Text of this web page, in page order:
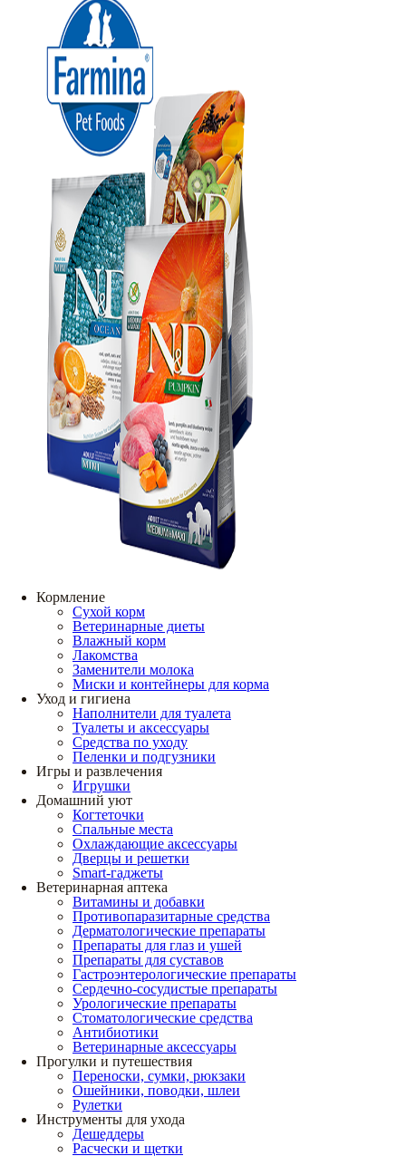
Кормление
Сухой корм
Ветеринарные диеты
Влажный корм
Лакомства
Заменители молока
Миски и контейнеры для корма
Уход и гигиена
Наполнители для туалета
Туалеты и аксессуары
Средства по уходу
Пеленки и подгузники
Игры и развлечения
Игрушки
Домашний уют
Когтеточки
Спальные места
Охлаждающие аксессуары
Дверцы и решетки
Smart-гаджеты
Ветеринарная аптека
Витамины и добавки
Противопаразитарные средства
Дерматологические препараты
Препараты для глаз и ушей
Препараты для суставов
Гастроэнтерологические препараты
Сердечно-сосудистые препараты
Урологические препараты
Стоматологические средства
Антибиотики
Ветеринарные аксессуары
Прогулки и путешествия
Переноски, сумки, рюкзаки
Ошейники, поводки, шлеи
Рулетки
Инструменты для ухода
Дешеддеры
Расчески и щетки